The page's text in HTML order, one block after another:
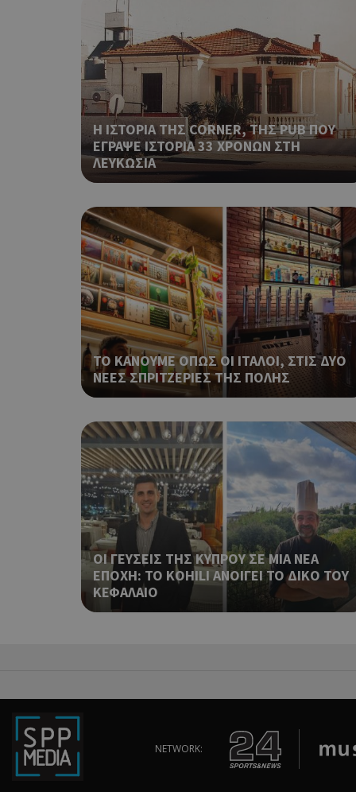
Η ΙΣΤΟΡΙΑ ΤΗΣ CORNER, ΤΗΣ PUB ΠΟΥ
ΕΓΡΑΨΕ ΙΣΤΟΡΙΑ 33 ΧΡΟΝΩΝ ΣΤΗ
ΛΕΥΚΩΣΙΑ
ΤΟ ΚΑΝΟΥΜΕ ΟΠΩΣ ΟΙ ΙΤΑΛΟΙ, ΣΤΙΣ ΔΥΟ
ΝΕΕΣ ΣΠΡΙΤΖΕΡΙΕΣ ΤΗΣ ΠΟΛΗΣ
ΟΙ ΓΕΥΣΕΙΣ ΤΗΣ ΚΥΠΡΟΥ ΣΕ ΜΙΑ ΝΕΑ
ΕΠΟΧΗ: ΤΟ KOHILI ΑΝΟΙΓΕΙ ΤΟ ΔΙΚΟ ΤΟΥ
ΚΕΦΑΛΑΙΟ
NETWORK:
LangCookie
PHPSESSID
takeOverCookie
__cf_bm
ShowWizLogin